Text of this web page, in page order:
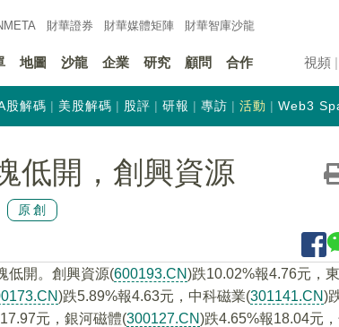
財華證券 財華媒體矩陣 財華智庫沙龍
地圖 沙龍 企業 研究 顧問 合作 視頻
股解碼 美股解碼 股評 研報 專訪 活動 Web3
低開，創興資源
原創
低開。創興資源(600193.CN)跌10.02%報4.76元，
)跌5.89%報4.63元，中科磁業(301141.CN)
元，銀河磁體(300127.CN)跌4.65%報18.04元